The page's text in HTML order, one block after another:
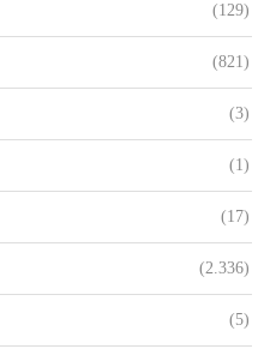
(129)
(821)
(3)
(1)
(17)
(2.336)
(5)